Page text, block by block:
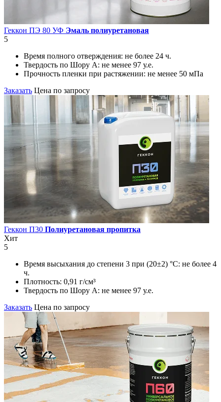
Геккон ПЭ 80 УФ Эмаль полиуретановая
5
Время полного отверждения: не более 24 ч.
Твердость по Шору А: не менее 97 у.е.
Прочность пленки при растяжении: не менее 50 мПа
Заказать Цена по запросу
Геккон П30 Полиуретановая пропитка
Хит
5
Время высыхания до степени 3 при (20±2) °С: не более 4
ч.
Плотность: 0,91 г/см³
Твердость по Шору А: не менее 97 у.е.
Заказать Цена по запросу